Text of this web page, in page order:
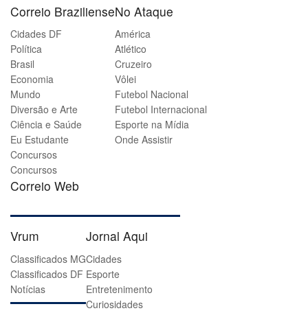
Correio Braziliense
Cidades DF
Política
Brasil
Economia
Mundo
Diversão e Arte
Ciência e Saúde
Eu Estudante
Concursos
Concursos
Correio Web
No Ataque
América
Atlético
Cruzeiro
Vôlei
Futebol Nacional
Futebol Internacional
Esporte na Mídia
Onde Assistir
Vrum
Classificados MG
Classificados DF
Notícias
Jornal Aqui
Cidades
Esporte
Entretenimento
Curiosidades